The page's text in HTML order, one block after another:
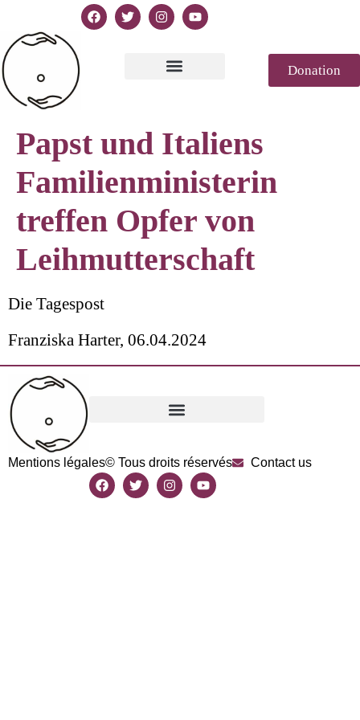
Donation
Papst und Italiens
Familienministerin
treffen Opfer von
Leihmutterschaft
Die Tagespost
Franziska Harter, 06.04.2024
Mentions légales© Tous droits réservés Contact us